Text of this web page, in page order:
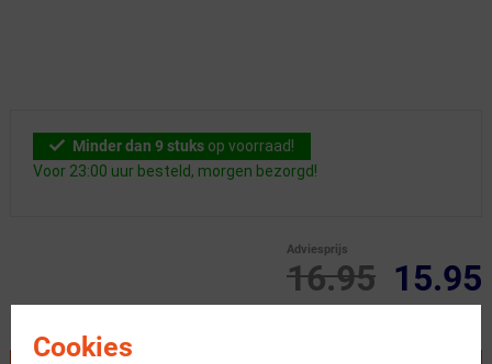
Cookies
Minder dan 9 stuks op voorraad!
Voor 23:00 uur besteld, morgen bezorgd!
16.95
Adviesprijs
15.95